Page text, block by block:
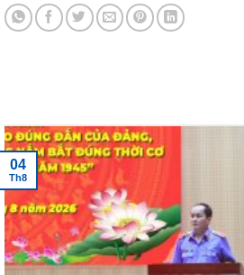
04
Th8